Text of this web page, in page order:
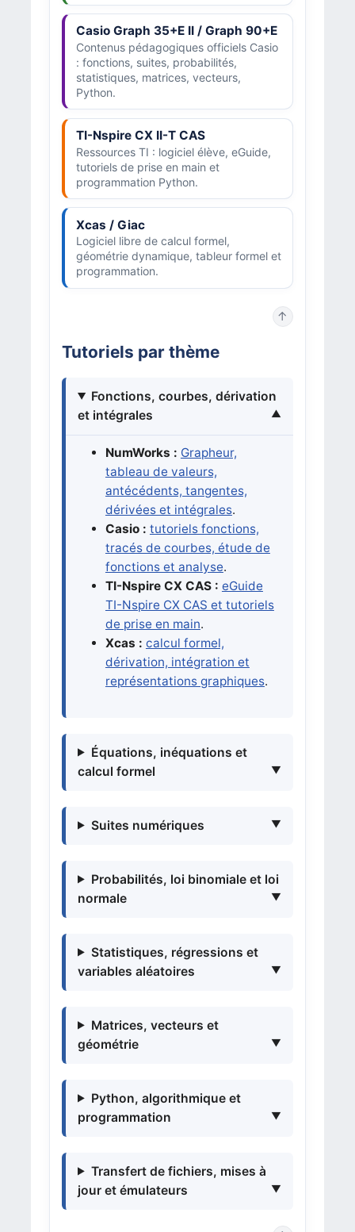
Casio Graph 35+E II / Graph 90+E
Contenus pédagogiques officiels Casio
: fonctions, suites, probabilités,
statistiques, matrices, vecteurs,
Python.
TI-Nspire CX II-T CAS
Ressources TI : logiciel élève, eGuide,
tutoriels de prise en main et
programmation Python.
Xcas / Giac
Logiciel libre de calcul formel,
géométrie dynamique, tableur formel et
programmation.
↑
Tutoriels par thème
Fonctions, courbes, dérivation
et intégrales
NumWorks : Grapheur,
tableau de valeurs,
antécédents, tangentes,
dérivées et intégrales.
Casio : tutoriels fonctions,
tracés de courbes, étude de
fonctions et analyse.
TI-Nspire CX CAS : eGuide
TI-Nspire CX CAS et tutoriels
de prise en main.
Xcas : calcul formel,
dérivation, intégration et
représentations graphiques.
Équations, inéquations et
calcul formel
Suites numériques
Probabilités, loi binomiale et loi
normale
Statistiques, régressions et
variables aléatoires
Matrices, vecteurs et
géométrie
Python, algorithmique et
programmation
Transfert de fichiers, mises à
jour et émulateurs